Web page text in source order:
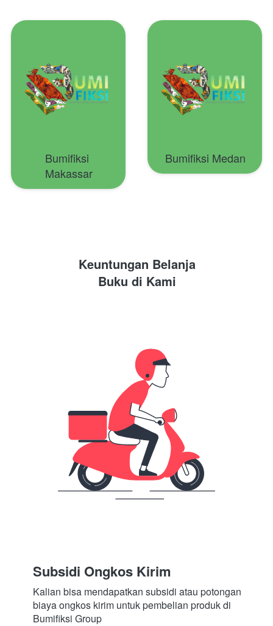
Bumifiksi
Makassar
Bumifiksi Medan
Keuntungan Belanja
Buku di Kami
Subsidi Ongkos Kirim
Kalian bisa mendapatkan subsidi atau potongan
biaya ongkos kirim untuk pembelian produk di
Bumifiksi Group